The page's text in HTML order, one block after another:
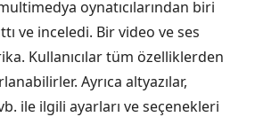
oynatıcılarından biri
ve inceledi. Bir video ve ses
Kullanıcılar tüm özelliklerden
Ayrıca altyazılar,
ile ilgili ayarları ve seçenekleri